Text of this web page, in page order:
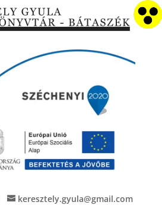
keresztely.gyula@gmail.com